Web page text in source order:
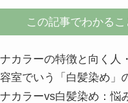
この記事でわかるこ
カラーの特徴と向く人
室でいう「白髪染め」
カラーvs白髪染め：悩